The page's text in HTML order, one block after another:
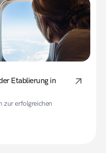
Etablierung in
zur erfolgreichen